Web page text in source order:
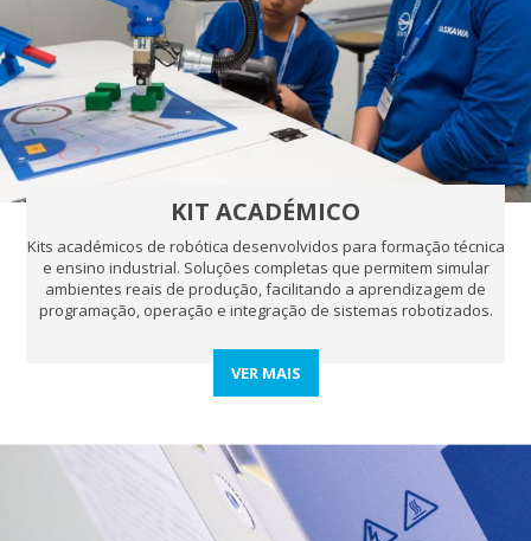
KIT ACADÉMICO
Kits académicos de robótica desenvolvidos para formação técnica
e ensino industrial. Soluções completas que permitem simular
ambientes reais de produção, facilitando a aprendizagem de
programação, operação e integração de sistemas robotizados.
VER MAIS